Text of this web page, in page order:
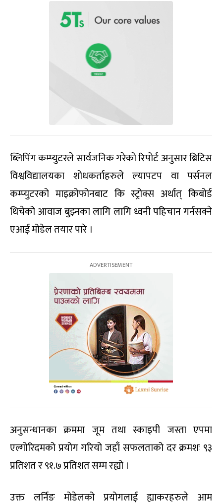
ब्लिपिंग कम्प्युटरले सार्वजनिक गरेको रिपोर्ट अनुसार ब्रिटिस
विश्वविद्यालयका शोधकर्ताहरुले ल्यापटप वा पर्सनल
कम्प्युटरको माइक्रोफोनबाट कि स्ट्रोक्स अर्थात् किबोर्ड
थिचेको आवाज बुझ्नका लागि लागि ध्वनी पहिचान गर्नसक्ने
एआई मोडेल तयार पारे ।
अनुसन्धानका क्रममा जूम तथा स्काइपी जस्ता एपमा
एल्गोरिदमको प्रयोग गरियो जहाँ सफलताको दर क्रमशः ९३
प्रतिशत र ९१.७ प्रतिशत सम्म रह्यो ।
उक्त लर्निङ मोडेलको प्रयोगलाई ह्याकरहरुले आम